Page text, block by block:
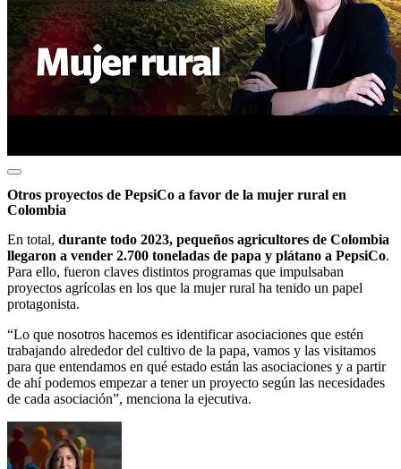
Otros proyectos de PepsiCo a favor de la mujer rural en
Colombia
En total, durante todo 2023, pequeños agricultores de Colombia
llegaron a vender 2.700 toneladas de papa y plátano a PepsiCo.
Para ello, fueron claves distintos programas que impulsaban
proyectos agrícolas en los que la mujer rural ha tenido un papel
protagonista.
“Lo que nosotros hacemos es identificar asociaciones que estén
trabajando alrededor del cultivo de la papa, vamos y las visitamos
para que entendamos en qué estado están las asociaciones y a partir
de ahí podemos empezar a tener un proyecto según las necesidades
de cada asociación”, menciona la ejecutiva.